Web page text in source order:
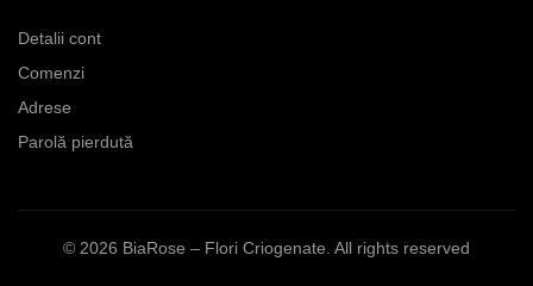
Detalii cont
Comenzi
Adrese
Parolă pierdută
© 2026 BiaRose – Flori Criogenate. All rights reserved